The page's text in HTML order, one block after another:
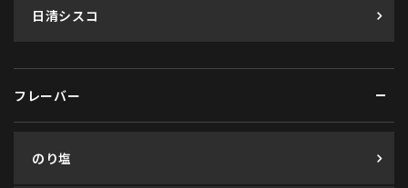
日清シスコ
フレーバー
のり塩